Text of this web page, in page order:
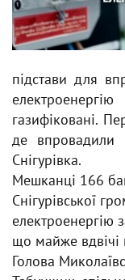
підстави для
газифіковані.
де впровадили
Снігурівка.
Мешканці 166
Снігурівської
електроенергію
що майже
Голова